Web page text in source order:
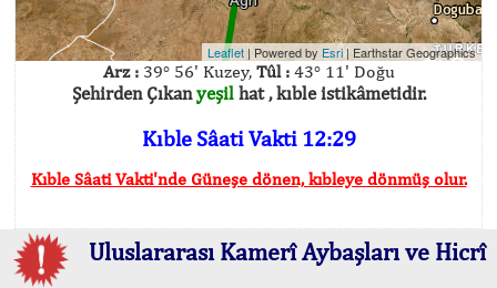
Leaflet | Powered by Esri| Earthstar Geographics
Arz :39° 56' Kuzey, Tûl :43° 11' Doğu
Şehirden Çıkanyeşilhat , kıble istikâmetidir.
Kıble Sâati Vakti 12:29
Kıble Sâati Vakti'nde Güneşe dönen, kıbleye dönmüş olur.
Uluslararası Kamerî Aybaşları ve Hicrî